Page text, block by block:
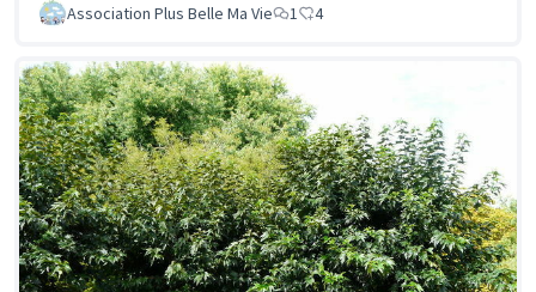
Association Plus Belle Ma Vie 1 4